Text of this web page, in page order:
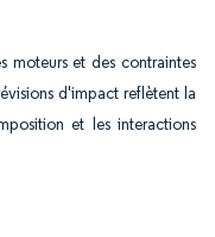
moteurs et des contraintes
d'impact reflètent la
et les interactions